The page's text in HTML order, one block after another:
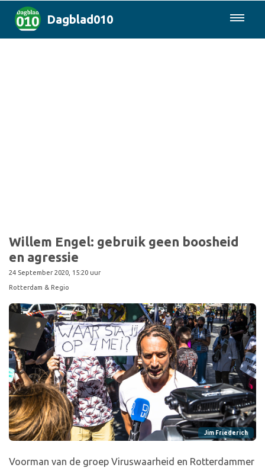
Dagblad010
Willem Engel: gebruik geen boosheid
en agressie
24 September 2020, 15:20 uur
Rotterdam & Regio
Jim Friederich
Voorman van de groep Viruswaarheid en Rotterdammer